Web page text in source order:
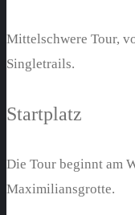
Mittelschwere Tour,
Singletrails.
Startplatz
Die Tour beginnt am
Maximiliansgrotte.